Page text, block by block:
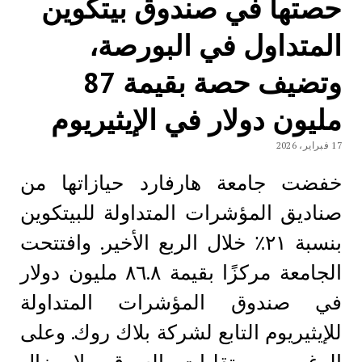
حصتها في صندوق بيتكوين
المتداول في البورصة،
وتضيف حصة بقيمة 87
مليون دولار في الإيثيريوم
17 فبراير، 2026
خفضت جامعة هارفارد حيازاتها من
صناديق المؤشرات المتداولة للبيتكوين
بنسبة ٢١٪ خلال الربع الأخير. وافتتحت
الجامعة مركزًا بقيمة ٨٦.٨ مليون دولار
في صندوق المؤشرات المتداولة
للإيثيريوم التابع لشركة بلاك روك. وعلى